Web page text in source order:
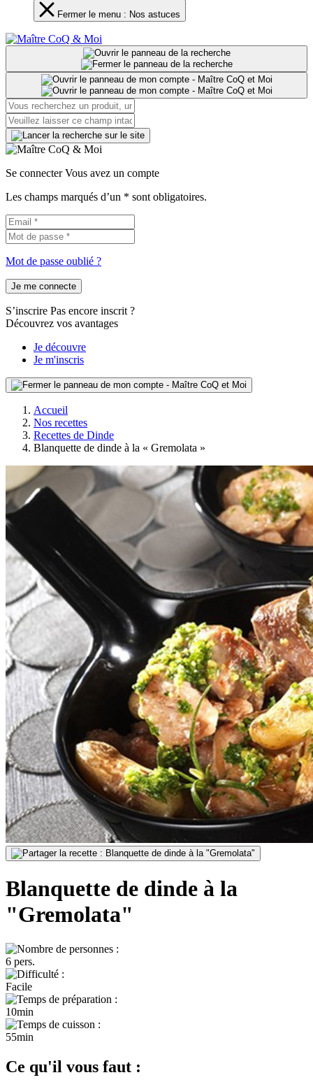
Fermer le menu : Nos astuces
Se connecter Vous avez un compte
Les champs marqués d’un * sont obligatoires.
Mot de passe oublié ?
Je me connecte
S’inscrire Pas encore inscrit ?
Découvrez vos avantages
Je découvre
Je m'inscris
Accueil
Nos recettes
Recettes de Dinde
Blanquette de dinde à la « Gremolata »
Blanquette de dinde à la
"Gremolata"
6 pers.
Facile
10min
55min
Ce qu'il vous faut :